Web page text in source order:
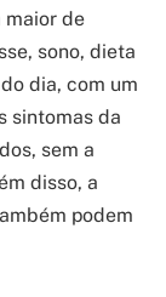
maior de
sono, dieta
dia, com um
sintomas da
sem a
disso, a
podem